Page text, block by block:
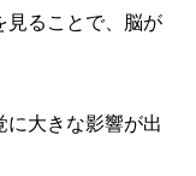
見ることで、脳が
に大きな影響が出